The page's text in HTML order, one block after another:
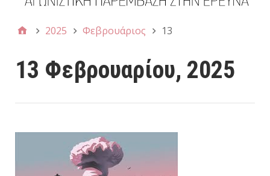
2025 Φεβρουάριος 13
13 Φεβρουαρίου, 2025